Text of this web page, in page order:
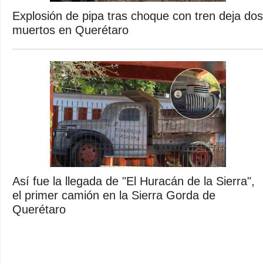
Explosión de pipa tras choque con tren deja dos
muertos en Querétaro
Así fue la llegada de "El Huracán de la Sierra",
el primer camión en la Sierra Gorda de
Querétaro